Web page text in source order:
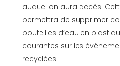
auquel on aura accès.
permettra de supprimer
bouteilles d’eau en
courantes sur les
recyclées.